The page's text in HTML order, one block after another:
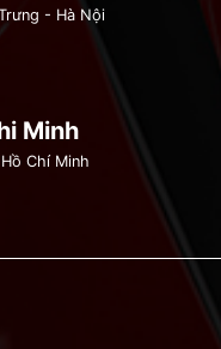
- Hà Nội
Minh
Chí Minh